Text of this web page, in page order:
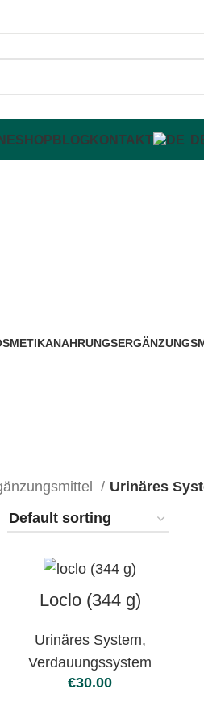
BLOG KONTAKT
Urinäres
Loclo (344 g)
Urinäres System,
Verdauungssystem
€